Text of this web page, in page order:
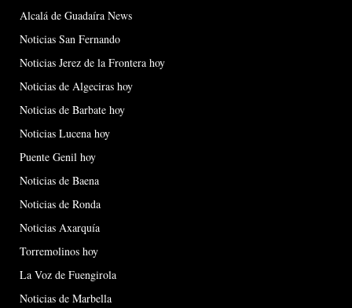
Alcalá de Guadaíra News
Noticias San Fernando
Noticias Jerez de la Frontera hoy
Noticias de Algeciras hoy
Noticias de Barbate hoy
Noticias Lucena hoy
Puente Genil hoy
Noticias de Baena
Noticias de Ronda
Noticias Axarquía
Torremolinos hoy
La Voz de Fuengirola
Noticias de Marbella